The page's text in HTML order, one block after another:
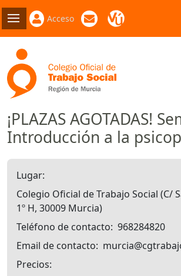
Acceso
¡PLAZAS AGOTADAS!
Introducción a la
Lugar
Colegio Oficial de Trabajo Social (C/
1º H, 30009 Murcia)
Teléfono de contacto 968284820
Email de contacto
Precios